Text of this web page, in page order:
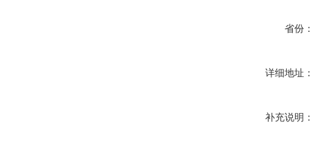
省份
详细地址
补充说明